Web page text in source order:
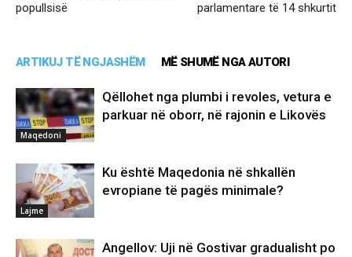
popullsisë
parlamentare të 14 shkurtit
ARTIKUJ TË NGJASHËM MË SHUMË NGA AUTORI
Maqedoni
Qëllohet nga plumbi i revoles, vetura e
parkuar në oborr, në rajonin e Likovës
Lajme
Ku është Maqedonia në shkallën
evropiane të pagës minimale?
Angellov: Uji në Gostivar gradualisht po